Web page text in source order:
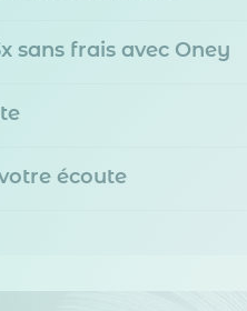
sans frais avec Oney
écoute